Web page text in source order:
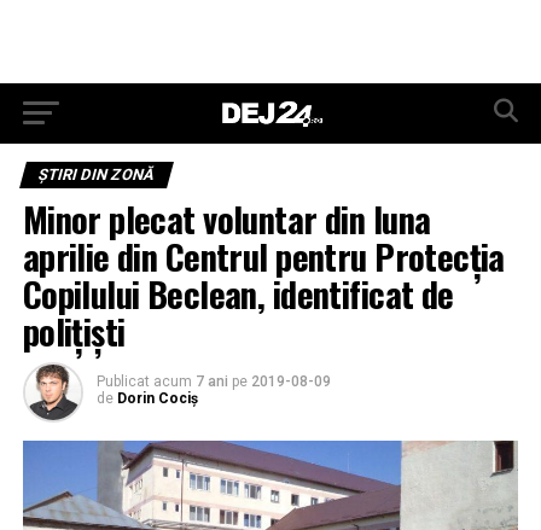
ŞTIRI DIN ZONĂ
Minor plecat voluntar din luna
aprilie din Centrul pentru Protecția
Copilului Beclean, identificat de
polițiști
Publicat acum 7 ani pe 2019-08-09
de Dorin Cociș